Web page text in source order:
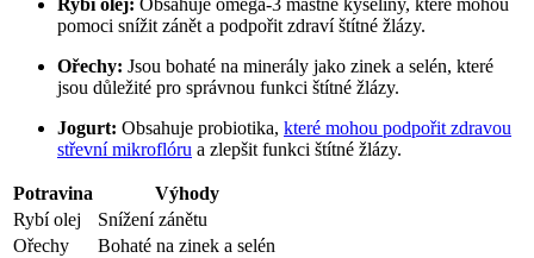
Rybí olej: Obsahuje omega-3 mastné kyseliny, které mohou
pomoci snížit zánět a podpořit zdraví štítné žlázy.
Ořechy: Jsou bohaté na minerály jako zinek a selén, které
jsou důležité pro správnou funkci štítné žlázy.
Jogurt: Obsahuje probiotika, které mohou podpořit zdravou
střevní mikroflóru a zlepšit funkci štítné žlázy.
Potravina
Výhody
Rybí olej
Snížení zánětu
Ořechy
Bohaté na zinek a selén